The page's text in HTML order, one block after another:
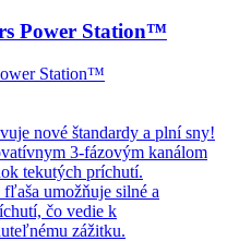
Power Station™
nové štandardy a plní sny!
3-fázovým kanálom
tekutých príchutí.
umožňuje silné a
čo vedie k
zážitku.